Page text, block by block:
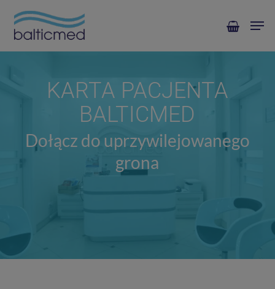
main
content
KARTA PACJENTA
BALTICMED
Dołącz do uprzywilejowanego
grona